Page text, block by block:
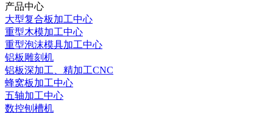
产品中心
大型复合板加工中心
重型木模加工中心
重型泡沫模具加工中心
铝板雕刻机
铝板深加工、精加工CNC
蜂窝板加工中心
五轴加工中心
数控刨槽机